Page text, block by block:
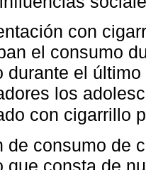
con
el consumo
durante el
los
con cigarrillo
de consumo de
que consta de